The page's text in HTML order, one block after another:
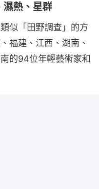
濕熱、星群
似「田野調查」的方
福建、江西、湖南、
的94位年輕藝術家和